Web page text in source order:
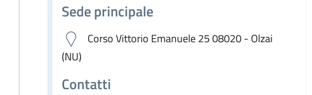
Sede principale
Corso Vittorio Emanuele 25 08020 - Olzai
(NU)
Contatti